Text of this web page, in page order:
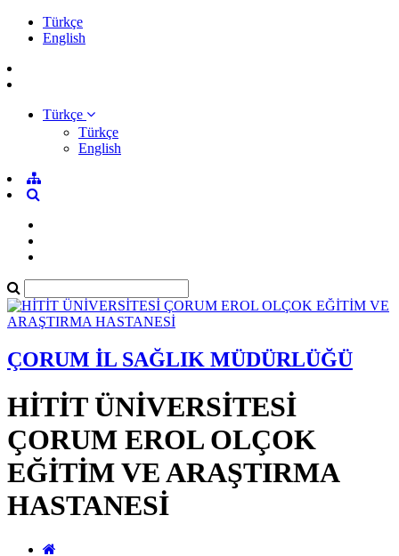
Türkçe
English
Türkçe
Türkçe
English
ÇORUM İL SAĞLIK MÜDÜRLÜĞÜ
HİTİT ÜNİVERSİTESİ
ÇORUM EROL OLÇOK
EĞİTİM VE ARAŞTIRMA
HASTANESİ